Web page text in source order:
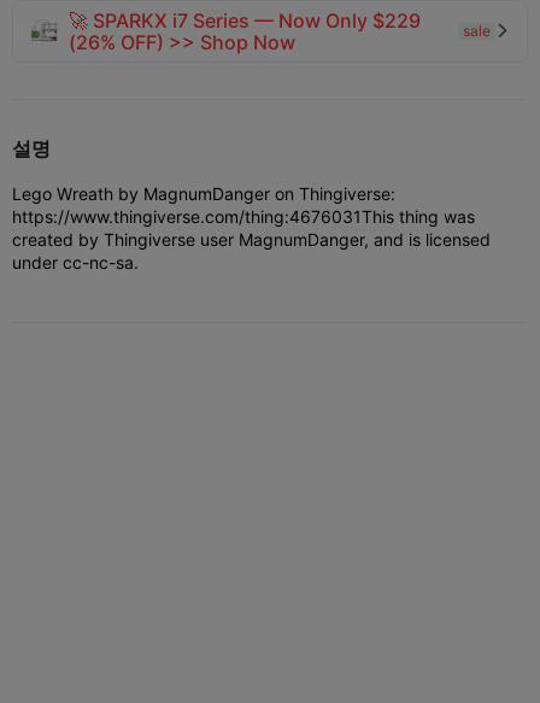
🚀 SPARKX i7 Series — Now Only $229
(26% OFF) >> Shop Now
sale 
설명
Lego Wreath by MagnumDanger on Thingiverse:
https://www.thingiverse.com/thing:4676031This thing was
created by Thingiverse user MagnumDanger, and is licensed
under cc-nc-sa.